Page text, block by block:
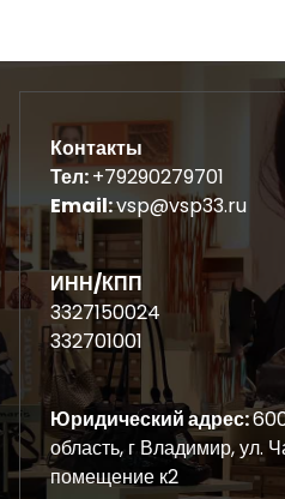
Контакты
Тел:+79290279701
Email:vsp@vsp33.ru
ИНН/КПП
3327150024
332701001
Юридический адрес:
область, г Владимир, ул.
помещение к2